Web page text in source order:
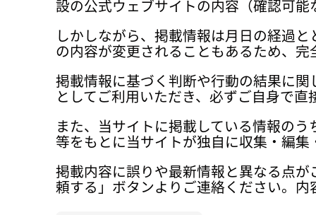
設の公式ウェブサイトの内容（確認可
しかしながら、掲載情報は月日の経過
の内容が変更されることもあるため、
掲載情報に基づく判断や行動の結果に
としてご利用いただき、必ずご自身で
また、当サイトに掲載している情報の
等をもとに当サイトが独自に収集・編
掲載内容に誤りや最新情報と異なる点
頼する」ボタンよりご連絡ください。